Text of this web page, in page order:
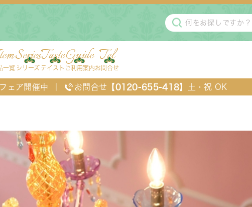
一覧
Series
シリーズ
Taste
テイスト
Guide
ご利用案内
Tel
お問合せ
デスク・ワゴン・スクリーン ベッド・マットレス
ェア開催中 お問合せ 【0120-655-418】 土・祝 OK
・シャンデリア